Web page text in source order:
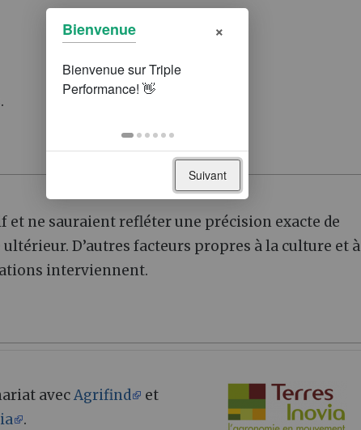
ne sauraient refléter une précision exacte de
D’autres facteurs propres à la culture et à
interviennent.
avecAgrifind
et
.
Bienvenue ×
Suivant